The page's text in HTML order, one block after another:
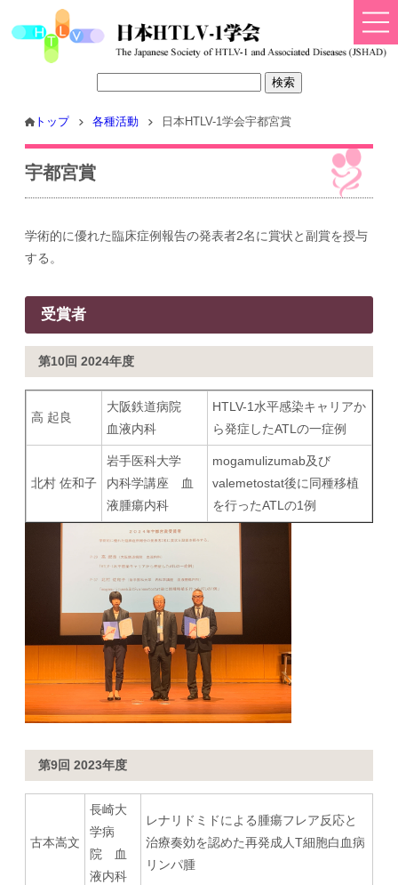
トップ 各種活動 日本HTLV-1学会宇都宮賞
宇都宮賞
学術的に優れた臨床症例報告の発表者2名に賞状と副賞を授与
する。
受賞者
第10回 2024年度
高 起良
大阪鉄道病院
血液内科
HTLV-1水平感染キャリアか
ら発症したATLの一症例
北村 佐和子
岩手医科大学
内科学講座 血
液腫瘍内科
mogamulizumab及び
valemetostat後に同種移植
を行ったATLの1例
第9回 2023年度
古本嵩文
長崎大
学病
院 血
液内科
レナリドミドによる腫瘍フレア反応と
治療奏効を認めた再発成人T細胞白血病
リンパ腫